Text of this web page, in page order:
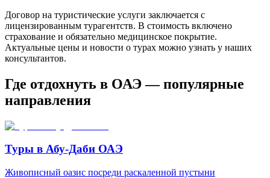
Договор на туристические услуги заключается с
лицензированным турагентств. В стоимость включено
страхование и обязательно медицинское покрытие.
Актуальные цены и новости о турах можно узнать у наших
консультантов.
Где отдохнуть в ОАЭ — популярные
направления
Туры в Абу-Даби ОАЭ
Живописный оазис посреди раскаленной пустыни